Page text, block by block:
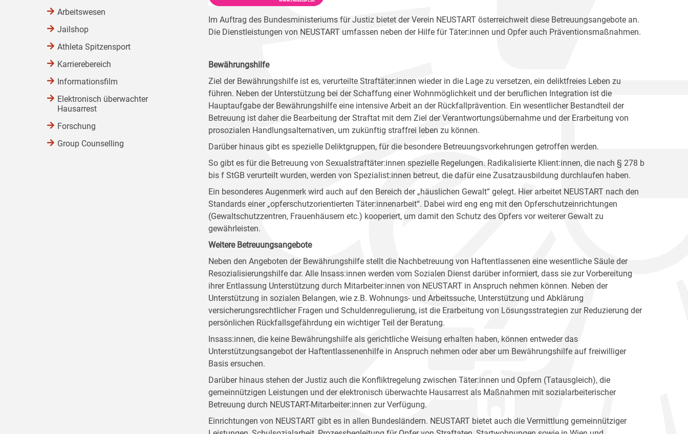
Im Auftrag des Bundesministeriums für Justiz bietet der Verein NEUSTART österreichweit diese Betreuungsangebote an.
Die Dienstleistungen von NEUSTART umfassen neben der Hilfe für Täter:innen und Opfer auch Präventionsmaßnahmen.
Bewährungshilfe
Ziel der Bewährungshilfe ist es, verurteilte Straftäter:innen wieder in die Lage zu versetzen, ein deliktfreies Leben zu
führen. Neben der Unterstützung bei der Schaffung einer Wohnmöglichkeit und der beruflichen Integration ist die
Hauptaufgabe der Bewährungshilfe eine intensive Arbeit an der Rückfallprävention. Ein wesentlicher Bestandteil der
Betreuung ist daher die Bearbeitung der Straftat mit dem Ziel der Verantwortungsübernahme und der Erarbeitung von
prosozialen Handlungsalternativen, um zukünftig straffrei leben zu können.
Darüber hinaus gibt es spezielle Deliktgruppen, für die besondere Betreuungsvorkehrungen getroffen werden.
So gibt es für die Betreuung von Sexualstraftäter:innen spezielle Regelungen. Radikalisierte Klient:innen, die nach § 278 b
bis f StGB verurteilt wurden, werden von Spezialist:innen betreut, die dafür eine Zusatzausbildung durchlaufen haben.
Ein besonderes Augenmerk wird auch auf den Bereich der „häuslichen Gewalt“ gelegt. Hier arbeitet NEUSTART nach den
Standards einer „opferschutzorientierten Täter:innenarbeit“. Dabei wird eng eng mit den Opferschutzeinrichtungen
(Gewaltschutzzentren, Frauenhäusern etc.) kooperiert, um damit den Schutz des Opfers vor weiterer Gewalt zu
gewährleisten.
Weitere Betreuungsangebote
Neben den Angeboten der Bewährungshilfe stellt die Nachbetreuung von Haftentlassenen eine wesentliche Säule der
Resozialisierungshilfe dar. Alle Insass:innen werden vom Sozialen Dienst darüber informiert, dass sie zur Vorbereitung
ihrer Entlassung Unterstützung durch Mitarbeiter:innen von NEUSTART in Anspruch nehmen können. Neben der
Unterstützung in sozialen Belangen, wie z.B. Wohnungs- und Arbeitssuche, Unterstützung und Abklärung
versicherungsrechtlicher Fragen und Schuldenregulierung, ist die Erarbeitung von Lösungsstrategien zur Reduzierung der
persönlichen Rückfallsgefährdung ein wichtiger Teil der Beratung.
Insass:innen, die keine Bewährungshilfe als gerichtliche Weisung erhalten haben, können entweder das
Unterstützungsangebot der Haftentlassenenhilfe in Anspruch nehmen oder aber um Bewährungshilfe auf freiwilliger
Basis ersuchen.
Darüber hinaus stehen der Justiz auch die Konfliktregelung zwischen Täter:innen und Opfern (Tatausgleich), die
gemeinnützigen Leistungen und der elektronisch überwachte Hausarrest als Maßnahmen mit sozialarbeiterischer
Betreuung durch NEUSTART-Mitarbeiter:innen zur Verfügung.
Einrichtungen von NEUSTART gibt es in allen Bundesländern. NEUSTART bietet auch die Vermittlung gemeinnütziger
Arbeitswesen
Jailshop
Athleta Spitzensport
Karrierebereich
Informationsfilm
Elektronisch überwachter
Hausarrest
Forschung
Group Counselling